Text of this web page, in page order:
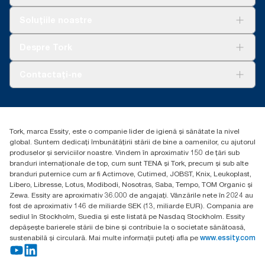
Essity Hungary Kft. Professional Hygiene
Budakeszi út 51.
Tork, marca Essity, este o companie lider de igienă și sănătate la nivel
global. Suntem dedicați îmbunătățirii stării de bine a oamenilor, cu ajutorul
produselor și serviciilor noastre. Vindem în aproximativ 150 de țări sub
branduri internaționale de top, cum sunt TENA și Tork, precum și sub alte
branduri puternice cum ar fi Actimove, Cutimed, JOBST, Knix, Leukoplast,
Libero, Libresse, Lotus, Modibodi, Nosotras, Saba, Tempo, TOM Organic și
Zewa. Essity are aproximativ 36.000 de angajați. Vânzările nete în 2024 au
fost de aproximativ 146 de miliarde SEK (13, miliarde EUR). Compania are
sediul în Stockholm, Suedia și este listată pe Nasdaq Stockholm. Essity
depășește barierele stării de bine și contribuie la o societate sănătoasă,
sustenabilă și circulară. Mai multe informații puteți afla pe www.essity.com